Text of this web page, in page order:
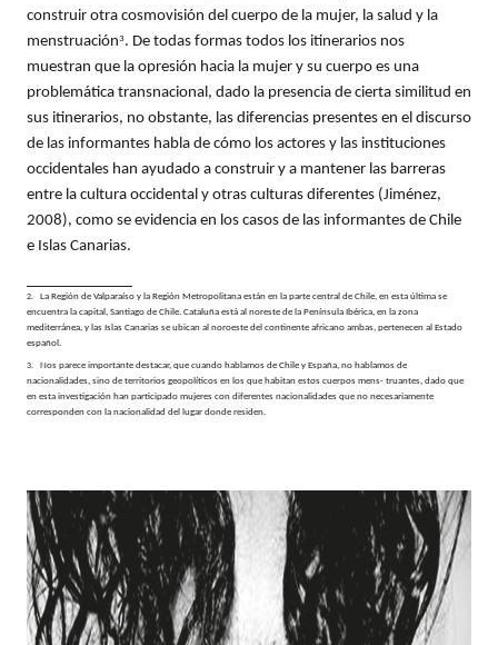
construir otra cosmovisión del cuerpo de la mujer, la salud y la
menstruación3. De todas formas todos los itinerarios nos
muestran que la opresión hacia la mujer y su cuerpo es una
problemática transnacional, dado la presencia de cierta similitud en
sus itinerarios, no obstante, las diferencias presentes en el discurso
de las informantes habla de cómo los actores y las instituciones
occidentales han ayudado a construir y a mantener las barreras
entre la cultura occidental y otras culturas diferentes (Jiménez,
2008), como se evidencia en los casos de las informantes de Chile
e Islas Canarias.
La Región de Valparaíso y la Región Metropolitana están en la parte central de Chile, en esta última se
encuentra la capital, Santiago de Chile. Cataluña está al noreste de la Península Ibérica, en la zona
mediterránea, y las Islas Canarias se ubican al noroeste del continente africano ambas, pertenecen al Estado
español.
Nos parece importante destacar, que cuando hablamos de Chile y España, no hablamos de
nacionalidades, sino de territorios geopolíticos en los que habitan estos cuerpos mens- truantes, dado que
en esta investigación han participado mujeres con diferentes nacionalidades que no necesariamente
corresponden con la nacionalidad del lugar donde residen.